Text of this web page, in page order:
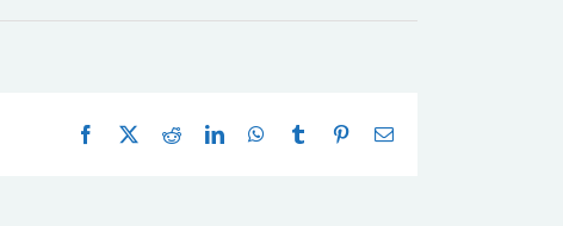
Facebook RedditLinkedInWhatsApp
Tumblr Pinterest
E-